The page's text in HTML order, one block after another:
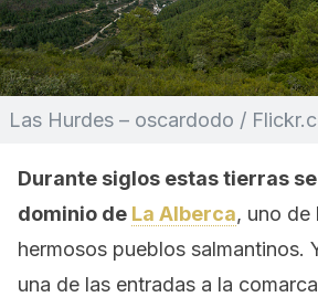
Las Hurdes – oscardodo /
Durante siglos estas tierras
dominio de La Alberca, uno de
hermosos pueblos salmantinos.
una de las entradas a la